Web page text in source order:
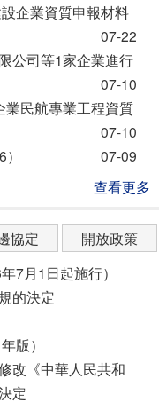
企業資質申報材料
07-22
公司等1家企業進行
07-10
業民航專業工程資質
07-10
07-09
查看更多
協定
開放政策
7月1日起施行）
的決定
版）
改《中華人民共和
定